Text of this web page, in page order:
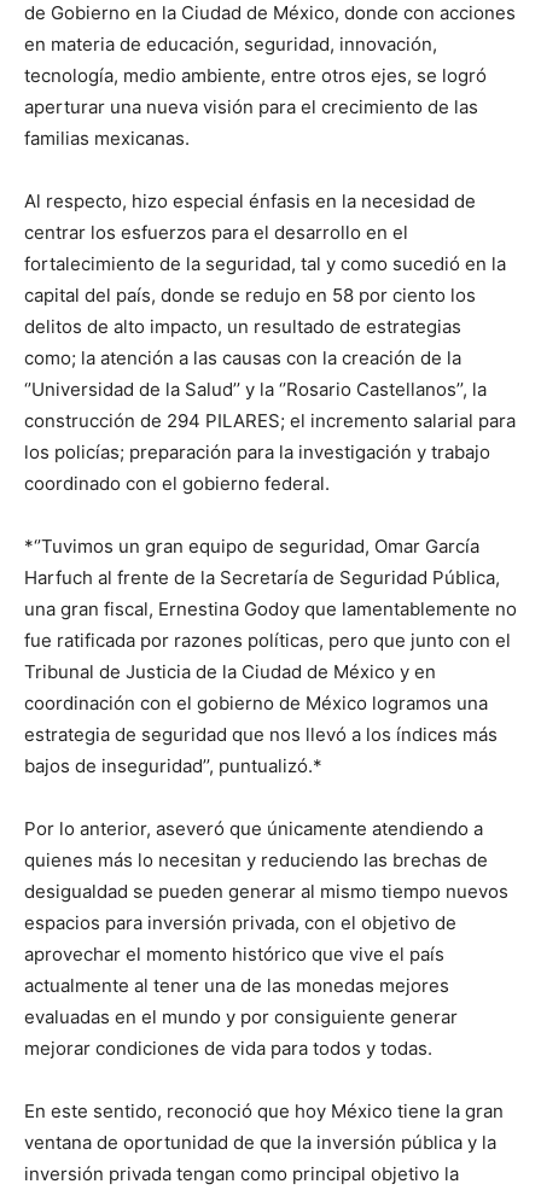
de Gobierno en la Ciudad de México, donde con acciones
en materia de educación, seguridad, innovación,
tecnología, medio ambiente, entre otros ejes, se logró
aperturar una nueva visión para el crecimiento de las
familias mexicanas.
Al respecto, hizo especial énfasis en la necesidad de
centrar los esfuerzos para el desarrollo en el
fortalecimiento de la seguridad, tal y como sucedió en la
capital del país, donde se redujo en 58 por ciento los
delitos de alto impacto, un resultado de estrategias
como; la atención a las causas con la creación de la
‘’Universidad de la Salud’’ y la ‘’Rosario Castellanos’’, la
construcción de 294 PILARES; el incremento salarial para
los policías; preparación para la investigación y trabajo
coordinado con el gobierno federal.
*‘’Tuvimos un gran equipo de seguridad, Omar García
Harfuch al frente de la Secretaría de Seguridad Pública,
una gran fiscal, Ernestina Godoy que lamentablemente no
fue ratificada por razones políticas, pero que junto con el
Tribunal de Justicia de la Ciudad de México y en
coordinación con el gobierno de México logramos una
estrategia de seguridad que nos llevó a los índices más
bajos de inseguridad’’, puntualizó.*
Por lo anterior, aseveró que únicamente atendiendo a
quienes más lo necesitan y reduciendo las brechas de
desigualdad se pueden generar al mismo tiempo nuevos
espacios para inversión privada, con el objetivo de
aprovechar el momento histórico que vive el país
actualmente al tener una de las monedas mejores
evaluadas en el mundo y por consiguiente generar
mejorar condiciones de vida para todos y todas.
En este sentido, reconoció que hoy México tiene la gran
ventana de oportunidad de que la inversión pública y la
inversión privada tengan como principal objetivo la